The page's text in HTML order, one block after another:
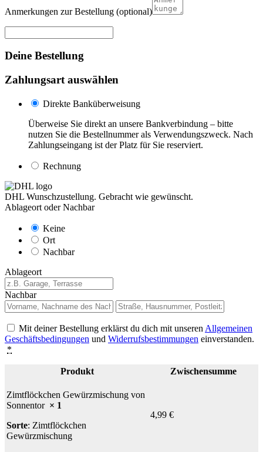
Anmerkungen zur Bestellung (optional)
Deine Bestellung
Zahlungsart auswählen
Direkte Banküberweisung
Überweise Sie direkt an unsere Bankverbindung – bitte
nutzen Sie die Bestellnummer als Verwendungszweck. Nach
Zahlungseingang ist der Platz für Sie reserviert.
Rechnung
DHL Wunschzustellung. Gebracht wie gewünscht.
Ablageort oder Nachbar
Keine
Ort
Nachbar
Ablageort
Nachbar
Mit deiner Bestellung erklärst du dich mit unseren Allgemeinen
Geschäftsbedingungen und Widerrufsbestimmungen einverstanden.
*
Produkt Zwischensumme
Zimtflöckchen Gewürzmischung von
Sonnentor × 1
Sorte: Zimtflöckchen
Gewürzmischung
4,99 €